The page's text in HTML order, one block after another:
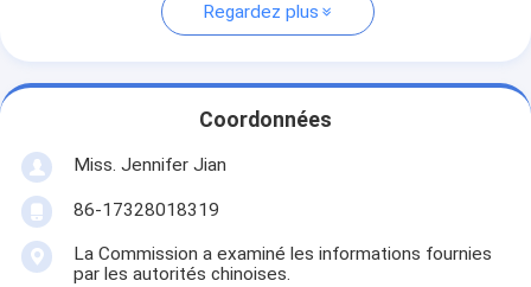
Regardez plus
Coordonnées
Miss. Jennifer Jian
86-17328018319
La Commission a examiné les informations fournies
par les autorités chinoises.